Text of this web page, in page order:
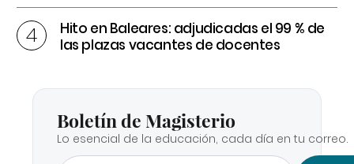
Hito en Baleares: adjudicadas el 99 % de
las plazas vacantes de docentes
Boletín de Magisterio
Lo esencial de la educación, cada día en tu correo.